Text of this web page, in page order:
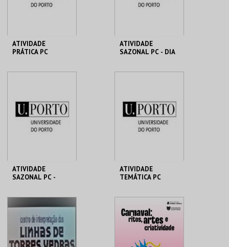
COMPRAR COMPRAR
ATIVIDADE
PRÁTICA PC
MAIS INFO
COMPRAR
ATIVIDADE
SAZONAL PC - DIA
MAIS INFO
COMPRAR
ATIVIDADE
SAZONAL PC -
CENTRAL
MAIS INFO
ATIVIDADE
TEMÁTICA PC
MHNC-UP - POLO
CENTRAL